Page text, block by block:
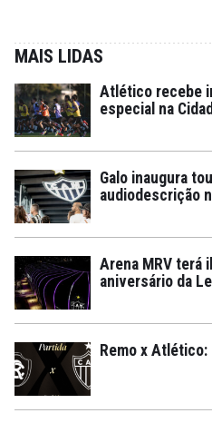
MAIS LIDAS
Atlético recebe
especial na
Galo inaugura
audiodescrição
Arena MRV terá
aniversário da
Remo x Atlético: